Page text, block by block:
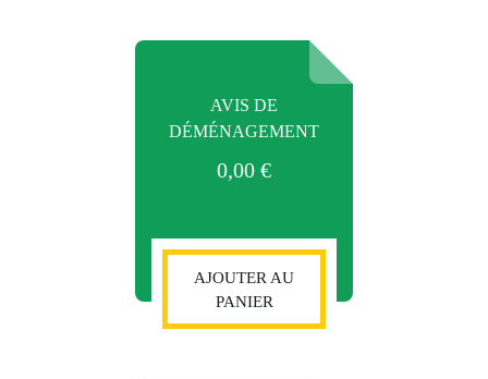
AVIS DE
DÉMÉNAGEMENT
0,00 €
AJOUTER AU
PANIER